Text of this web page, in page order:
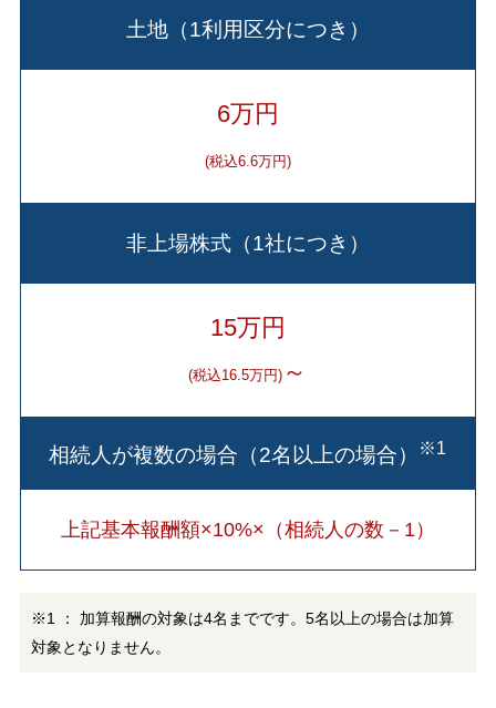
土地（1利用区分につき）
6万円
(税込6.6万円)
非上場株式（1社につき）
15万円
(税込16.5万円) ～
相続人が複数の場合（2名以上の場合） ※1
上記基本報酬額×10%×（相続人の数－1）
※1 ： 加算報酬の対象は4名までです。5名以上の場合は加算
対象となりません。